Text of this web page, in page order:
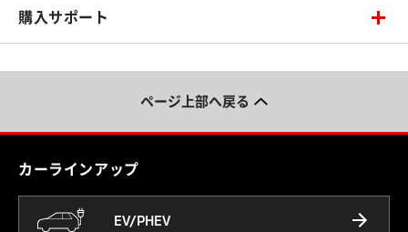
購入サポート
ページ上部へ戻る
カーラインアップ
EV/PHEV